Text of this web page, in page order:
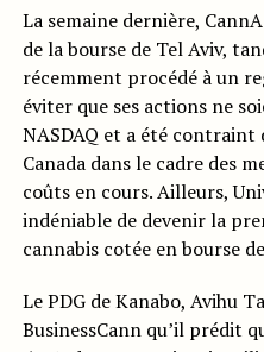
La semaine dernière,
de la bourse de Tel Aviv,
récemment procédé à un
éviter que ses actions ne
NASDAQ et a été contraint
Canada dans le cadre des
coûts en cours. Ailleurs,
indéniable de devenir la
cannabis cotée en bourse
Le PDG de Kanabo, Avihu
BusinessCann qu’il prédit